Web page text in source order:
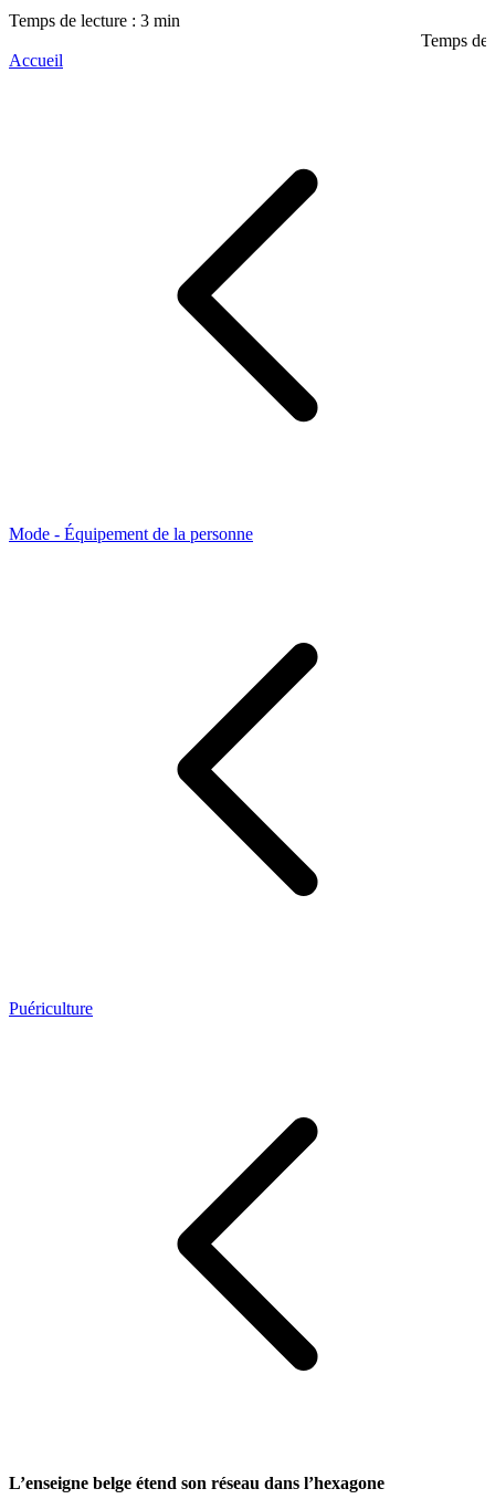
Temps de lecture : 3 min
Temps de
Accueil
Mode - Équipement de la personne
Puériculture
L’enseigne belge étend son réseau dans l’hexagone